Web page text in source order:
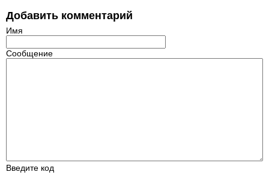
Добавить комментарий
Имя
Сообщение
Введите код